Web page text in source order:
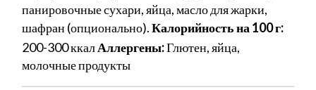
панировочные сухари, яйца, масло для жарки,
шафран (опционально).Калорийность на 100 г:
200-300 ккалАллергены:Глютен, яйца,
молочные продукты